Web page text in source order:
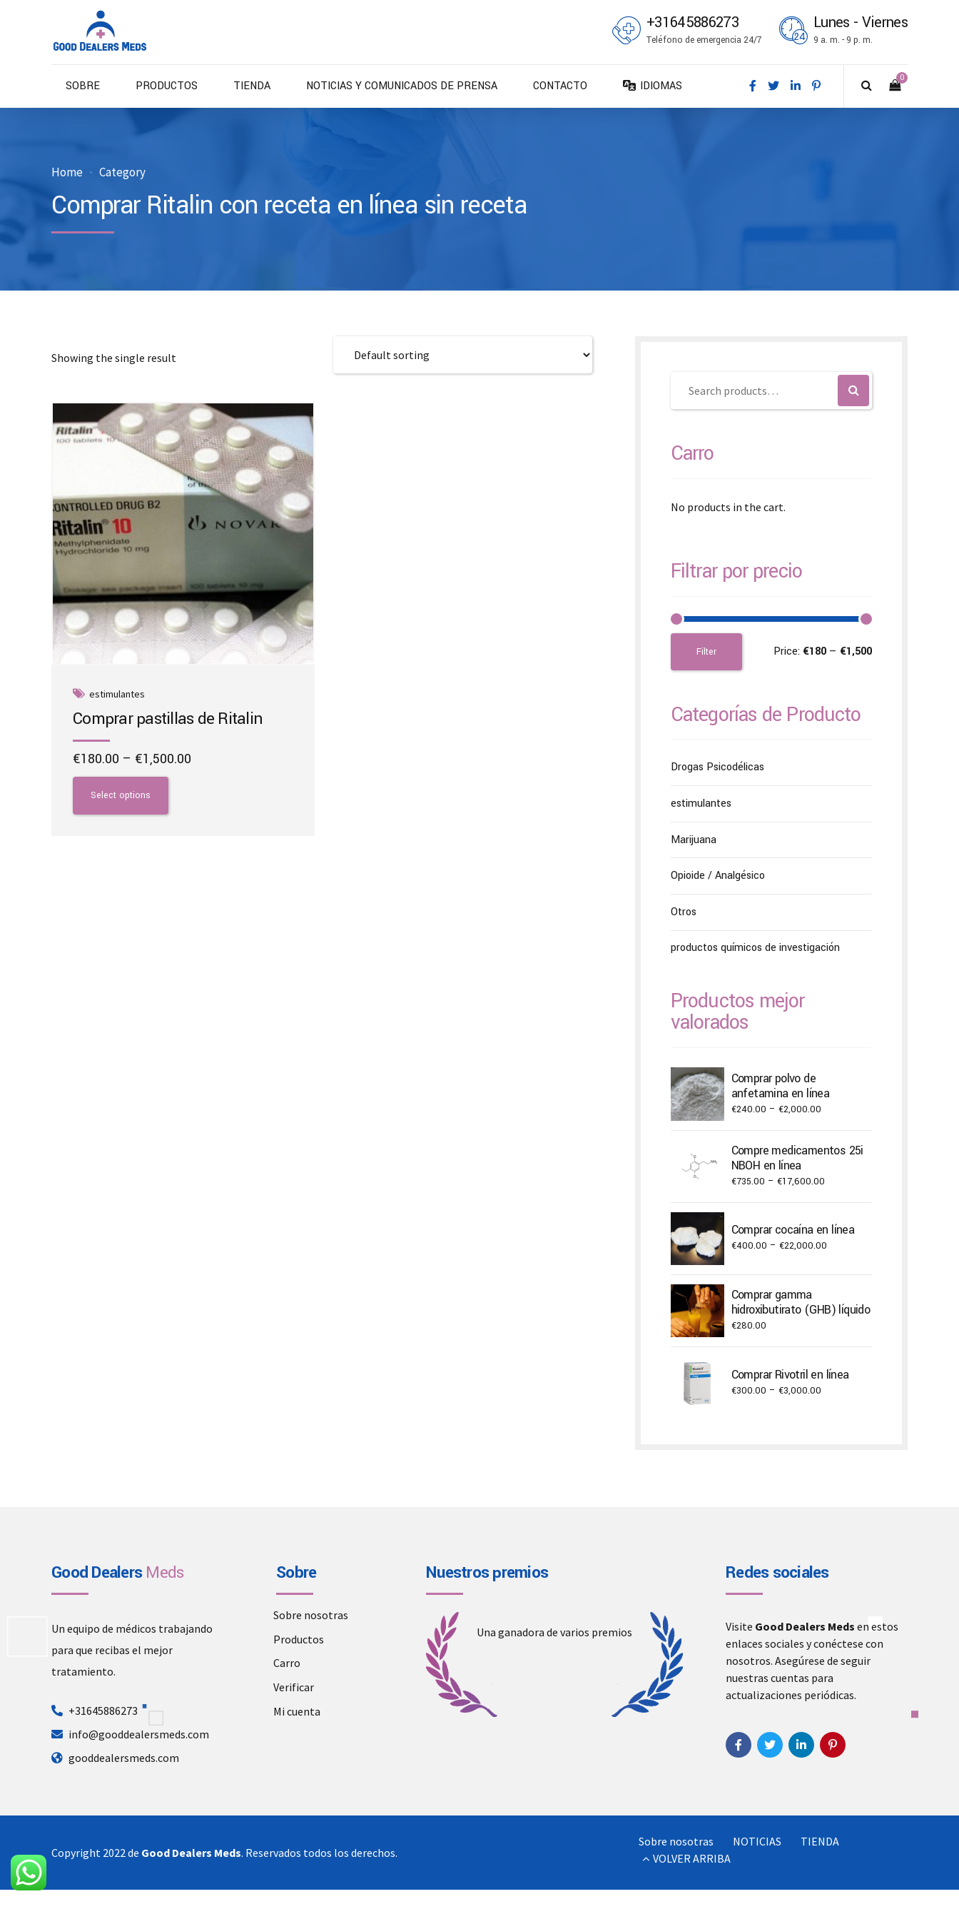
+31645886273
Teléfono de emergencia 24/7
Lunes - Viernes
9 a. m. - 9 p. m.
0
SOBRE PRODUCTOS TIENDA NOTICIAS Y COMUNICADOS DE PRENSA CONTACTO
IDIOMAS
Home Category
Comprar Ritalin con receta en línea sin receta
Showing the single result
estimulantes
Comprar pastillas de Ritalin
€180.00 – €1,500.00
Select options
This
product
has
Carro
No products in the cart.
Filtrar por precio
Filter Price: €180 — €1,500
Categorías de Producto
Drogas Psicodélicas
estimulantes
Marijuana
Opioide / Analgésico
Otros
productos químicos de investigación
Productos mejor
valorados
Comprar polvo de
anfetamina en línea
€240.00 – €2,000.00Price
€2,000.00
Compre medicamentos 25i
NBOH en línea
€735.00 – €17,600.00Price
through
€17,600.00
Comprar cocaína en línea
€400.00 – €22,000.00Price
€22,000.00
Comprar gamma
hidroxibutirato (GHB) líquido
€280.00
Comprar Rivotril en línea
€300.00 – €3,000.00Price
Good DealersMeds
Un equipo de médicos trabajando
para que recibas el mejor
tratamiento.
+31645886273
info@gooddealersmeds.com
gooddealersmeds.com
Sobre
Sobre nosotras
Productos
Carro
Verificar
Mi cuenta
Nuestros premios
Una ganadora de varios premios
Redes sociales
Visite Good Dealers Meds en estos
enlaces sociales y conéctese con
nosotros. Asegúrese de seguir
nuestras cuentas para
actualizaciones periódicas.
Copyright 2022 de Good Dealers Meds. Reservados todos los derechos.
Sobre nosotras NOTICIAS
TIENDA
VOLVER ARRIBA